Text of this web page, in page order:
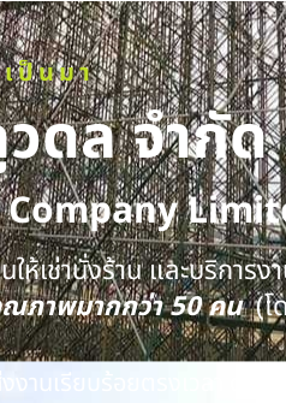
ป็นมา
ดล จำกัด
ห้เช่านั่งร้าน และบริกา
ณภาพมากกว่า 50 คน(โ
งานเรียบร้อยตรงเวลา ด้ว